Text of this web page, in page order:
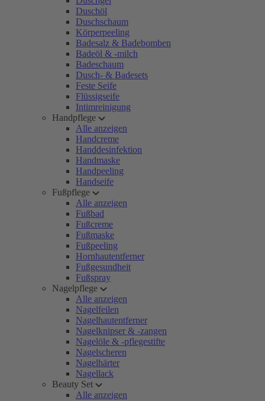
Duschöl
Duschschaum
Körperpeeling
Badesalz & Badebomben
Badeöl & -milch
Badeschaum
Dusch- & Badesets
Feste Seife
Flüssigseife
Intimreinigung
Handpflege
Alle anzeigen
Handcreme
Handdesinfektion
Handmaske
Handpeeling
Handseife
Fußpflege
Alle anzeigen
Fußbad
Fußcreme
Fußmaske
Fußpeeling
Hornhautentferner
Fußgesundheit
Fußspray
Nagelpflege
Alle anzeigen
Nagelfeilen
Nagelhautentferner
Nagelknipser & -zangen
Nagelöle & -pflegestifte
Nagelscheren
Nagelhärter
Nagellack
Beauty Set
Alle anzeigen